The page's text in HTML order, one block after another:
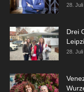
28.
Drei
28.